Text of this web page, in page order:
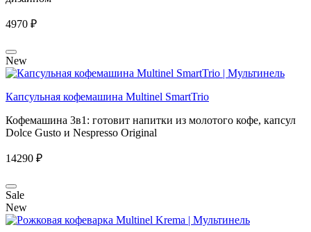
4970 ₽
New
Капсульная кофемашина Multinel SmartTrio
Кофемашина 3в1: готовит напитки из молотого кофе, капсул
Dolce Gusto и Nespresso Original
14290 ₽
Sale
New